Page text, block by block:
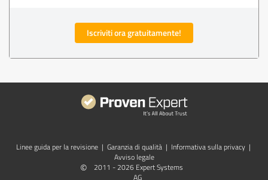
Iscriviti ora gratuitamente!
Linee guida per la revisione | Garanzia di qualità | Informativa sulla privacy |
Avviso legale
©
2011 - 2026 Expert Systems
AG